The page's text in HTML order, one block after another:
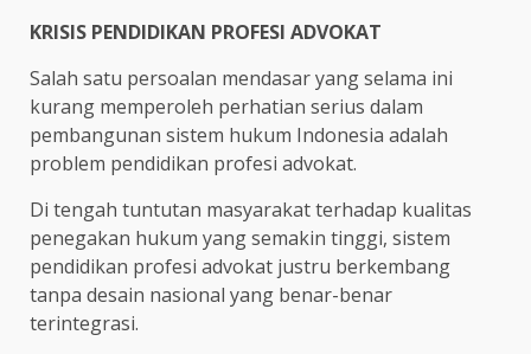
KRISIS PENDIDIKAN PROFESI ADVOKAT
Salah satu persoalan mendasar yang selama ini
kurang memperoleh perhatian serius dalam
pembangunan sistem hukum Indonesia adalah
problem pendidikan profesi advokat.
Di tengah tuntutan masyarakat terhadap kualitas
penegakan hukum yang semakin tinggi, sistem
pendidikan profesi advokat justru berkembang
tanpa desain nasional yang benar-benar
terintegrasi.